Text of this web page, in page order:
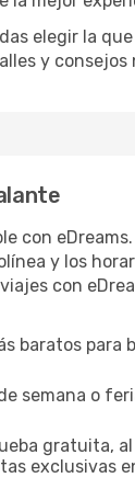
elegir la
y
con
y los
con
baratos para
semana o
gratuita,
exclusivas